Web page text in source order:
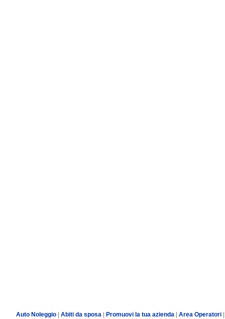
Auto Noleggio| Abiti da sposa| Promuovi la tua azienda Area Operatori